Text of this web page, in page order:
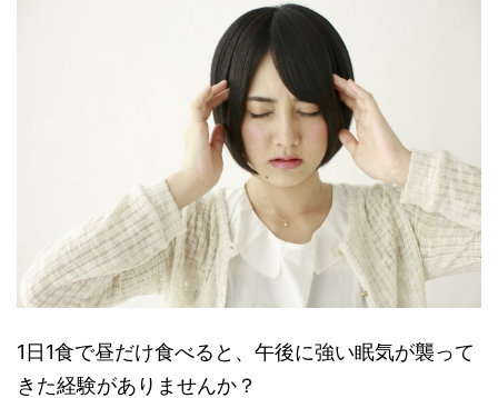
1日1食で昼だけ食べると、午後に強い眠気が襲って
きた経験がありませんか？